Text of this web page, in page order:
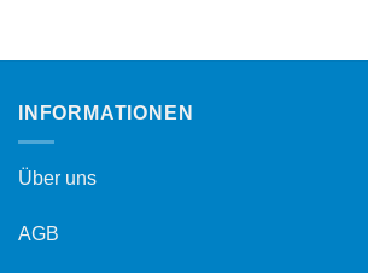
INFORMATIONEN
Über uns
AGB